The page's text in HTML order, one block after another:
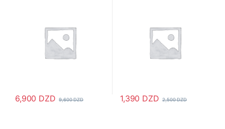
6,900 DZD 9,600DZD 1,390 DZD 2,500DZD